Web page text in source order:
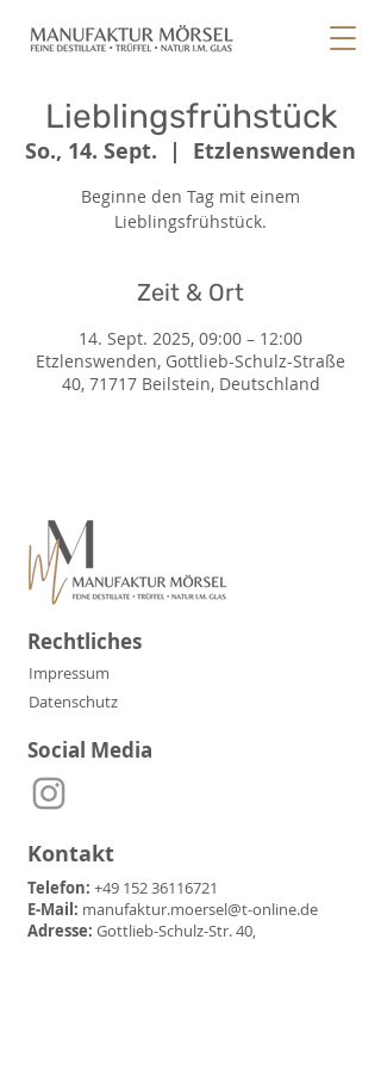
Lieblingsfrühstück
So., 14. Sept.
  |
Etzlenswenden
Beginne den Tag mit einem
Lieblingsfrühstück.
Zeit & Ort
14. Sept. 2025, 09:00 – 12:00
Etzlenswenden, Gottlieb-Schulz-Straße
40, 71717 Beilstein, Deutschland
Rechtliches
Impressum
Datenschutz
Social Media
Kontakt
Telefon: +49 152 36116721
E-Mail: manufaktur.moersel@t-online.de
Adresse: Gottlieb-Schulz-Str. 40,